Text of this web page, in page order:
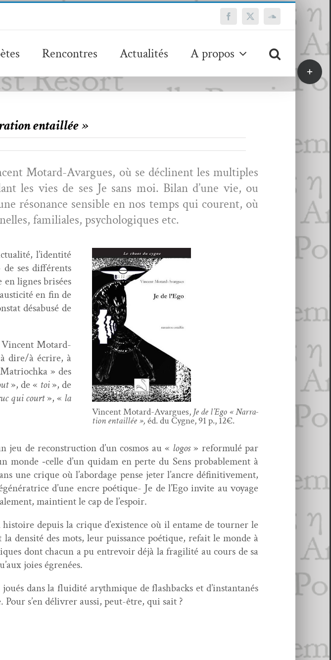
Facebook
X SoundCloud
Rencontres Actualités A propos
entaillée »
Motard-Avar­gues, où se décli­nent les mul­ti­ples
les vies de ses Je sans moi. Bilan d’une vie, ou
réso­nance sen­si­ble en nos temps qui courent, où
famil­iales, psy­chologiques etc.
l’identité
ses dif­férents
lignes brisées
en fin de
dés­abusé de
Motard-
dire/à écrire, à
» des
», de « toi», de
qui court», « la
Vin­cent Motard-Avar­gues, Je de l’Ego « Nar­ra­
tion entail­lée », éd. du Cygne, 91 p., 12€.
de recon­struc­tion d’un cos­mos au « logos» refor­mulé par
monde ‑celle d’un quidam en perte du Sens prob­a­ble­ment à
une crique où l’abordage pense jeter l’ancre défini­tive­ment,
d’une encre poé­tique- Je de l’Ego invite au voy­age
main­tient le cap de l’espoir.
depuis la crique d’existence où il entame de tourn­er le
den­sité des mots, leur puis­sance poé­tique, refait le monde à
dont cha­cun a pu entrevoir déjà la fragilité au cours de sa
joies égrenées.
dans la flu­id­ité ary­th­mique de flash­backs et d’instantanés
s’en délivr­er aus­si, peut-être, qui sait ?
Bascule
de
la
barre